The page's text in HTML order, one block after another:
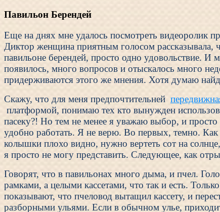
Павильон Берендей
Еще на днях мне удалось посмотреть видеоролик
Диктор женщина приятным голосом рассказывала,
павильоне берендей, просто одно удовольствие. И
появилось, много вопросов и отыскалось много
придерживаются этого же мнения. Хотя думаю
Скажу, что для меня предпочтительней
платформой, понимаю тех кто вынужден
пасеку?! Но тем не менее я уважаю выбор, и просто
удобно работать. Я не верю. Во первых, темно. Как
колышки плохо видно, нужно вертеть сот на
я просто не могу представить. Следующее, как
Говорят, что в павильонах много дыма, и пчел.
рамками, а целыми кассетами, что так и есть.
показывают, что пчеловод вытащил кассету, и
разборными ульями. Если в обычном улье,